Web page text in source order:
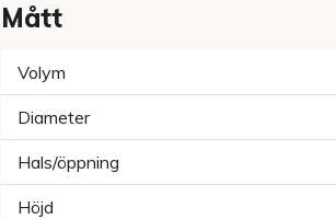
Mått
Volym
Diameter
Hals/öppning
Höjd